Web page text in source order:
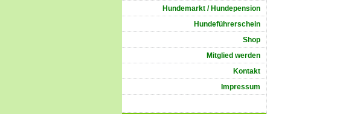
Hundemarkt / Hundepension
Hundeführerschein
Shop
Mitglied werden
Kontakt
Impressum